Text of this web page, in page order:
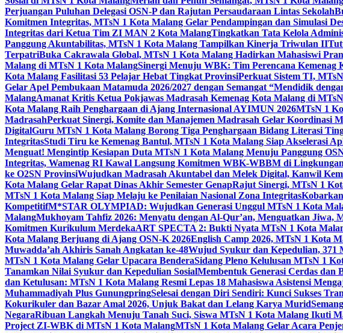
Perjuangan Puluhan Delegasi OSN-P dan Rajutan Persaudaraan Lintas Sekolah
Komitmen Integritas, MTsN 1 Kota Malang Gelar Pendampingan dan Simulasi
Integritas dari Ketua Tim ZI MAN 2 Kota MalangTingkatkan Tata Kelola
Panggung Akuntabilitas, MTsN 1 Kota Malang Tampilkan Kinerja Triwulan II
TerpatriBuka Cakrawala Global, MTsN 1 Kota Malang Hadirkan Mahasiswi
Malang di MTsN 1 Kota MalangSinergi Menuju WBK: Tim Perencana
Kota Malang Fasilitasi 53 Pelajar Hebat Tingkat ProvinsiPerkuat Sistem TI,
Gelar Apel Pembukaan Matamuda 2026/2027 dengan Semangat “Mendidik
MalangAmanat Kritis Ketua Pokjawas Madrasah Kemenag Kota Malang di
Kota Malang Raih Penghargaan di Ajang Internasional AYIMUN 2026MTsN 1
MadrasahPerkuat Sinergi, Komite dan Manajemen Madrasah Gelar Koordinasi
DigitalGuru MTsN 1 Kota Malang Borong Tiga Penghargaan Bidang Literasi
IntegritasStudi Tiru ke Kemenag Bantul, MTsN 1 Kota Malang Siap Akselerasi
Menguat! Mengintip Kesiapan Duta MTsN 1 Kota Malang Menuju Panggung
Integritas, Wamenag RI Kawal Langsung Komitmen WBK-WBBM di
ke O2SN ProvinsiWujudkan Madrasah Akuntabel dan Melek Digital, Kanwil
Kota Malang Gelar Rapat Dinas Akhir Semester GenapRajut Sinergi, MTsN 1
MTsN 1 Kota Malang Siap Melaju ke Penilaian Nasional Zona Integritas
KompetitifM*STAR OLYMPIAD: Wujudkan Generasi Unggul MTsN 1 Kota
MalangMukhoyam Tahfiz 2026: Menyatu dengan Al-Qur’an, Menguatkan Jiwa,
Komitmen Kurikulum MerdekaART SPECTA 2: Bukti Nyata MTsN 1 Kota
Kota Malang Berjuang di Ajang OSN-K 2026English Camp 2026, MTsN 1 Kota
Muwadda’ah Akhiris Sanah Angkatan ke-48Wujud Syukur dan Kepedulian, 371
MTsN 1 Kota Malang Gelar Upacara BenderaSidang Pleno Kelulusan MTsN 1
Tanamkan Nilai Syukur dan Kepedulian SosialMembentuk Generasi Cerdas dan
dan Ketulusan: MTsN 1 Kota Malang Resmi Lepas 18 Mahasiswa Asistensi
Muhammadiyah Plus GunungpringSelesai dengan Diri Sendiri: Kunci Sukses
Kokurikuler dan Bazar Amal 2026, Unjuk Bakat dan Lelang Karya Murid
NegaraRibuan Langkah Menuju Tanah Suci, Siswa MTsN 1 Kota Malang Ikuti
Project ZI-WBK di MTsN 1 Kota MalangMTsN 1 Kota Malang Gelar Acara